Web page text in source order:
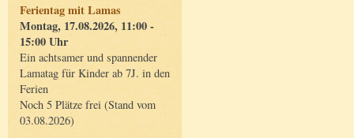
Ferientag mit Lamas
Montag, 17.08.2026, 11:00 -
15:00 Uhr
Ein achtsamer und spannender
Lamatag für Kinder ab 7J. in den
Ferien
Noch 5 Plätze frei (Stand vom
03.08.2026)